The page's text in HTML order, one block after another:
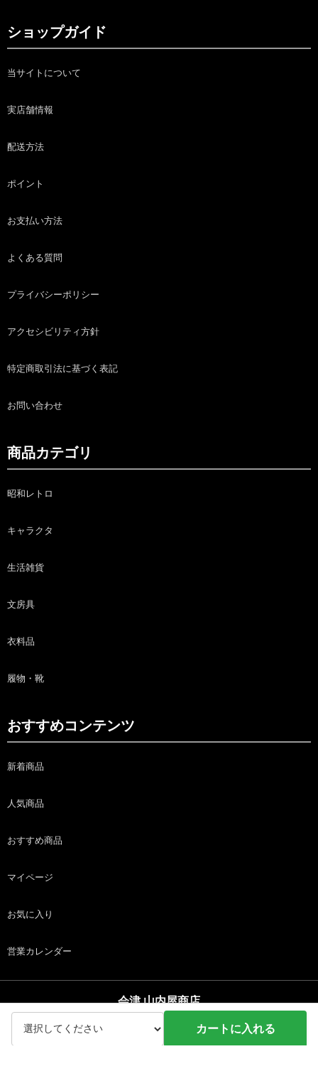
カートに入れる
ショップガイド
当サイトについて
実店舗情報
配送方法
ポイント
お支払い方法
よくある質問
プライバシーポリシー
アクセシビリティ方針
特定商取引法に基づく表記
お問い合わせ
商品カテゴリ
昭和レトロ
キャラクタ
生活雑貨
文房具
衣料品
履物・靴
おすすめコンテンツ
新着商品
人気商品
おすすめ商品
マイページ
お気に入り
営業カレンダー
会津 山内屋商店
copyright (c) 会津 山内屋商店 all rights reserved.
ホーム カート ログイン